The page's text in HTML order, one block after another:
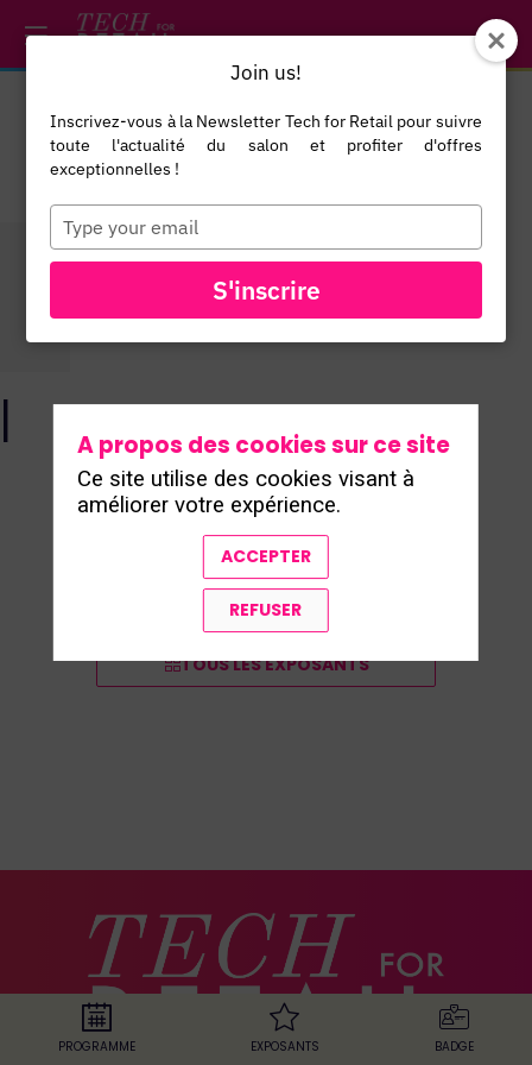
TOUS LES
TOUS LES EXPOSANTS
PROGRAMME EXPOSANTS BADGE
A propos des cookies sur ce site
Ce site utilise des cookies visant à
améliorer votre expérience.
ACCEPTER
REFUSER
*/
Join us!
Inscrivez-vous à la Newsletter Tech for Retail pour suivre
toute l'actualité du salon et profiter d'offres
exceptionnelles !
Type
your
email
S'inscrire